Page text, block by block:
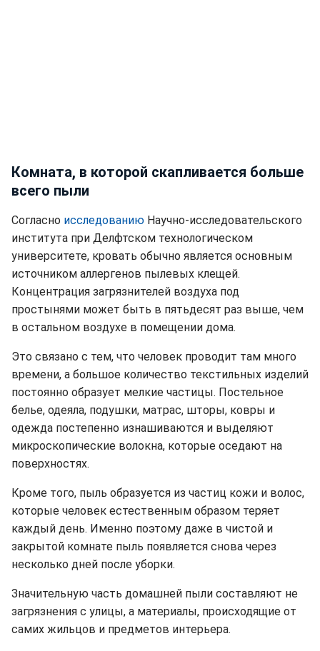
Комната, в которой скапливается больше
всего пыли
Согласно исследованию Научно-исследовательского
института при Делфтском технологическом
университете, кровать обычно является основным
источником аллергенов пылевых клещей.
Концентрация загрязнителей воздуха под
простынями может быть в пятьдесят раз выше, чем
в остальном воздухе в помещении дома.
Это связано с тем, что человек проводит там много
времени, а большое количество текстильных изделий
постоянно образует мелкие частицы. Постельное
белье, одеяла, подушки, матрас, шторы, ковры и
одежда постепенно изнашиваются и выделяют
микроскопические волокна, которые оседают на
поверхностях.
Кроме того, пыль образуется из частиц кожи и волос,
которые человек естественным образом теряет
каждый день. Именно поэтому даже в чистой и
закрытой комнате пыль появляется снова через
несколько дней после уборки.
Значительную часть домашней пыли составляют не
загрязнения с улицы, а материалы, происходящие от
самих жильцов и предметов интерьера.